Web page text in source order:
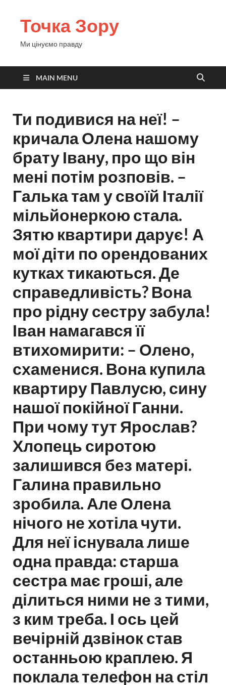
Точка Зору
Ми цінуємо правду
MAIN MENU
Ти подивися на неї! –
кричала Олена нашому
брату Івану, про що він
мені потім розповів. –
Галька там у своїй Італії
мільйонеркою стала.
Зятю квартири дарує! А
мої діти по орендованих
кутках тикаються. Де
справедливість? Вона
про рідну сестру забула!
Іван намагався її
втихомирити: – Олено,
схаменися. Вона купила
квартиру Павлусю, сину
нашої покійної Ганни.
При чому тут Ярослав?
Хлопець сиротою
залишився без матері.
Галина правильно
зробила. Але Олена
нічого не хотіла чути.
Для неї існувала лише
одна правда: старша
сестра має гроші, але
ділиться ними не з тими,
з ким треба. І ось цей
вечірній дзвінок став
останньою краплею. Я
поклала телефон на стіл